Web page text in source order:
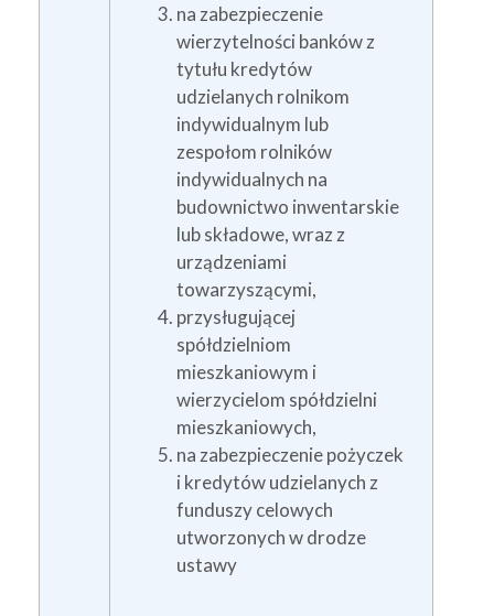
na zabezpieczenie
wierzytelności banków z
tytułu kredytów
udzielanych rolnikom
indywidualnym lub
zespołom rolników
indywidualnych na
budownictwo inwentarskie
lub składowe, wraz z
urządzeniami
towarzyszącymi,
przysługującej
spółdzielniom
mieszkaniowym i
wierzycielom spółdzielni
mieszkaniowych,
na zabezpieczenie pożyczek
i kredytów udzielanych z
funduszy celowych
utworzonych w drodze
ustawy